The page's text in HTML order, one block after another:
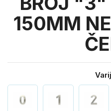
150MM